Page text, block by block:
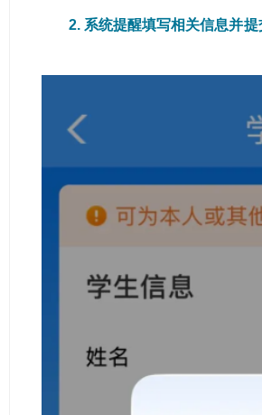
2. 系统提醒填写相关信息并提